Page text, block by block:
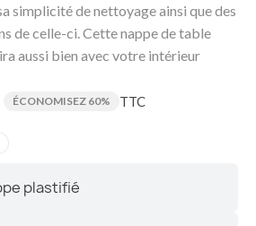
simplicité de nettoyage ainsi que des
de celle-ci. Cette nappe de table
aussi bien avec votre intérieur
ÉCONOMISEZ 60% TTC